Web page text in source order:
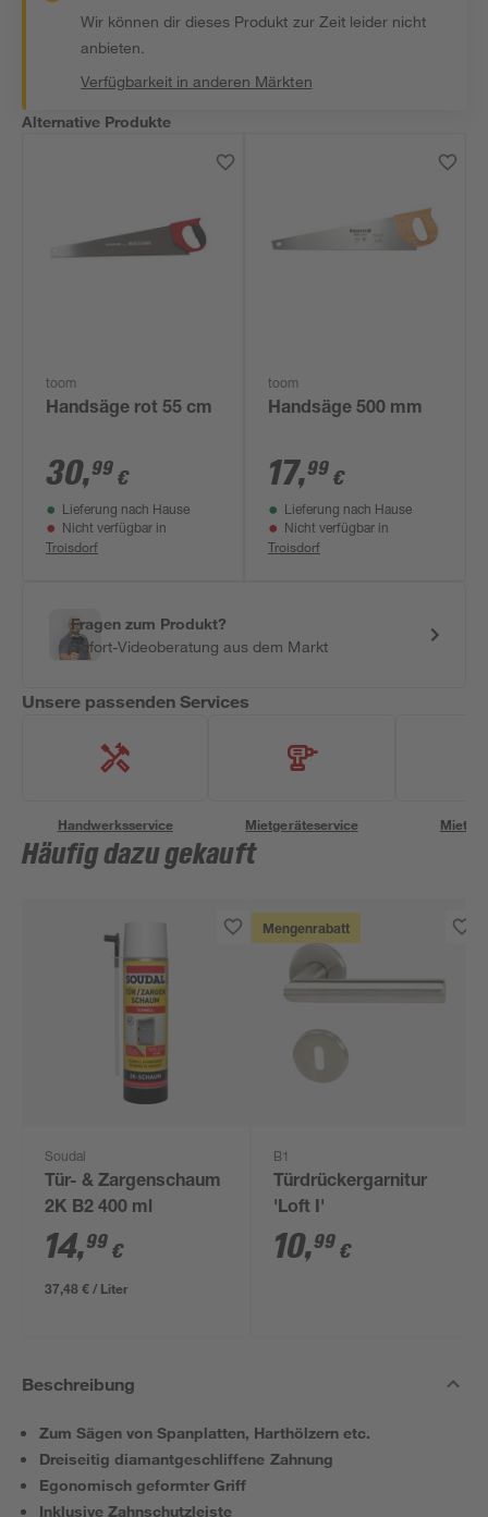
Wir können dir dieses Produkt zur Zeit leider nicht
anbieten.
Verfügbarkeit in anderen Märkten
Alternative Produkte
toom
Handsäge rot 55 cm
30,99 €
Lieferung nach Hause
Nicht verfügbar in
Troisdorf
toom
Handsäge 500 mm
17,99 €
Lieferung nach Hause
Nicht verfügbar in
Troisdorf
Fragen zum Produkt?
Sofort-Videoberatung aus dem Markt
Unsere passenden Services
Handwerksservice Mietgeräteservice
Häufig dazu gekauft
Soudal
Tür- & Zargenschaum
2K B2 400 ml
14,99 €
37,48 € / Liter
Mengenrabatt
B1
Türdrückergarnitur
'Loft I'
10,99 €
Beschreibung
Zum Sägen von Spanplatten, Harthölzern etc.
Dreiseitig diamantgeschliffene Zahnung
Egonomisch geformter Griff
Inklusive Zahnschutzleiste